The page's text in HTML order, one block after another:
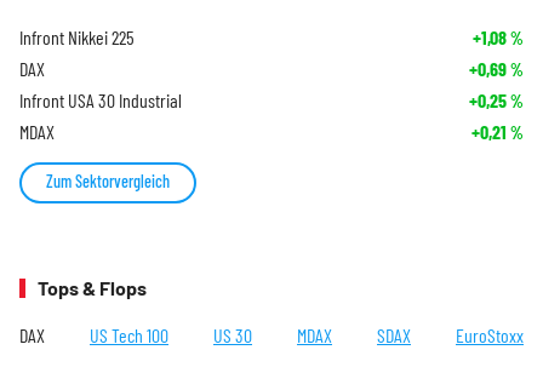
Infront Nikkei 225 +1,08%
DAX +0,69%
Infront USA 30 Industrial +0,25%
MDAX +0,21 %
Zum Sektorvergleich
Tops & Flops
DAX US Tech 100 US 30 MDAX SDAX EuroStoxx